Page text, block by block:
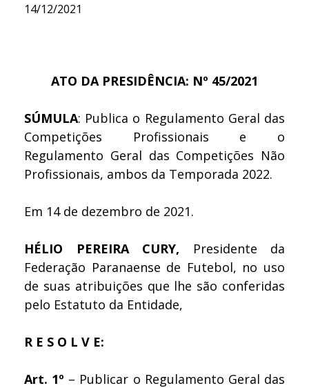
14/12/2021
ATO DA PRESIDÊNCIA: Nº 45/2021
SÚMULA: Publica o Regulamento Geral das
Competições Profissionais e o
Regulamento Geral das Competições Não
Profissionais, ambos da Temporada 2022.
Em 14 de dezembro de 2021.
HÉLIO PEREIRA CURY, Presidente da
Federação Paranaense de Futebol, no uso
de suas atribuições que lhe são conferidas
pelo Estatuto da Entidade,
R E S O L V E:
Art. 1º – Publicar o Regulamento Geral das